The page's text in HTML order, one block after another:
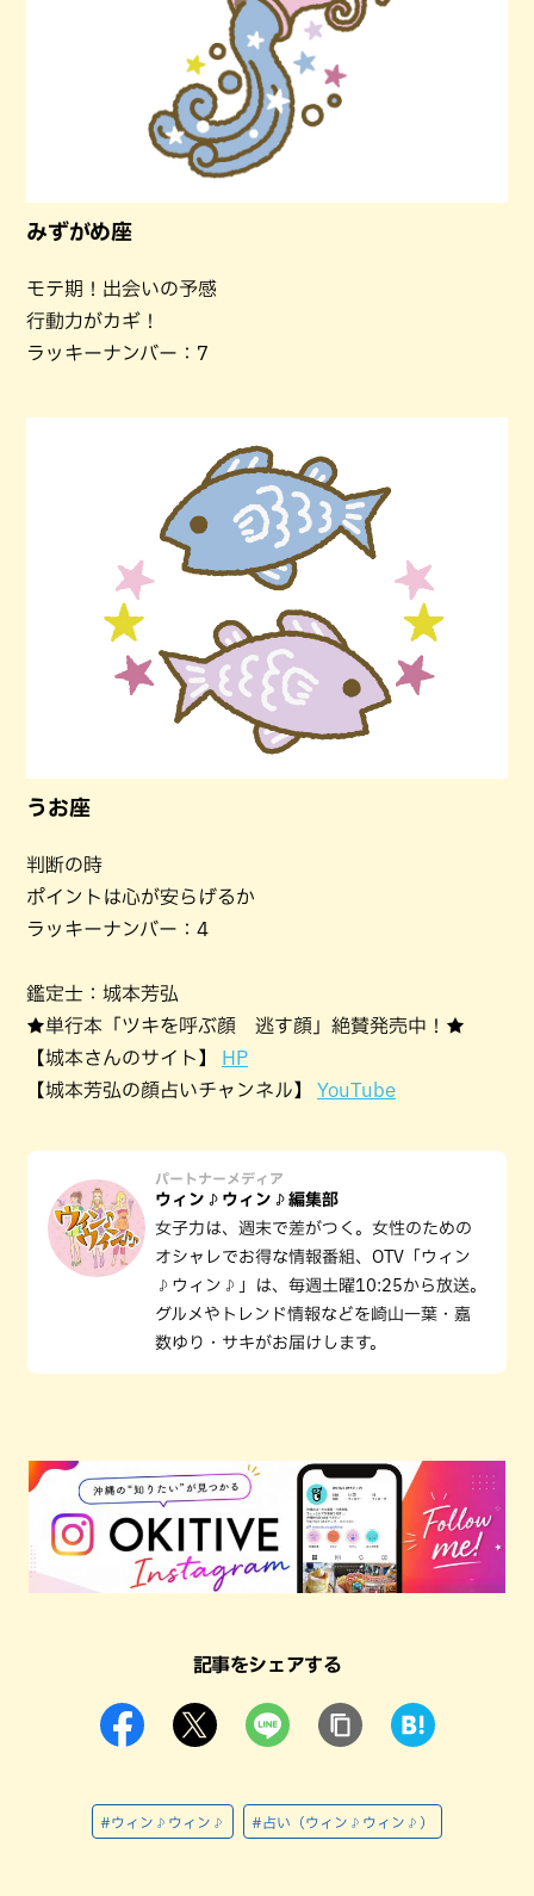
みずがめ座
モテ期！出会いの予感
行動力がカギ！
ラッキーナンバー：7
うお座
判断の時
ポイントは心が安らげるか
ラッキーナンバー：4
鑑定士：城本芳弘
★単行本「ツキを呼ぶ顔 逃す顔」絶賛発売中！★
【城本さんのサイト】
HP
【城本芳弘の顔占いチャンネル】 YouTube
パートナーメディア
ウィン♪ウィン♪編集部
女子力は、週末で差がつく。女性のための
オシャレでお得な情報番組、OTV「ウィン
♪ウィン♪」は、毎週土曜10:25から放送。
グルメやトレンド情報などを崎山一葉・嘉
数ゆり・サキがお届けします。
記事をシェアする
#ウィン♪ウィン♪ #占い（ウィン♪ウィン♪）